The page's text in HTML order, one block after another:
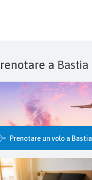
Prenotare a Bastia
Prenotare un volo a Bastia